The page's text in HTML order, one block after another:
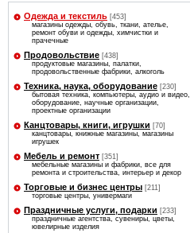
Одежда и текстиль [453]
магазины одежды, обувь, ткани, ателье,
ремонт обуви и одежды, химчистки и
прачечные
Продовольствие [438]
продуктовые магазины, палатки,
продовольственные фабрики, алкоголь
Техника, наука, оборудование [230]
бытовая техника, компьютеры, аудио и видео,
оборудование, научные организации,
проектные организации
Канцтовары, книги, игрушки [70]
канцтовары, книжные магазины, магазины
игрушек
Мебель и ремонт [351]
мебельные магазины и фабрики, все для
ремонта и строительства, интерьер и декор
Торговые и бизнес центры [211]
торговые центры, универмаги
Праздничные услуги, подарки [233]
праздничные агентства, сувениры, цветы,
ювелирные изделия